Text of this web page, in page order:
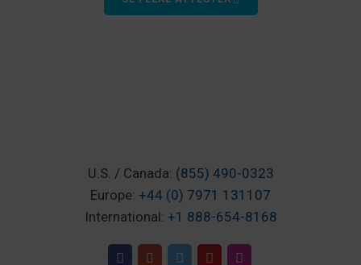
U.S. / Canada: (855) 490-0323
Europe: +44 (0) 7971 131107
International: +1 888-654-8168